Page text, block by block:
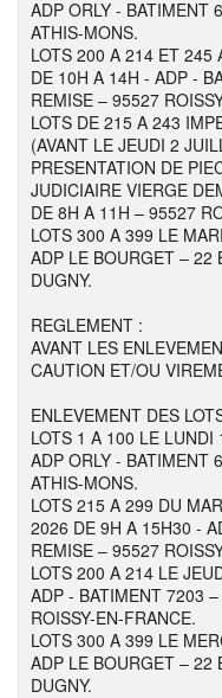
ADP ORLY - BATIMENT
ATHIS-MONS.
LOTS 200 A 214 ET 245
DE 10H A 14H - ADP -
REMISE – 95527
LOTS DE 215 A 243
(AVANT LE JEUDI 2
PRESENTATION DE
JUDICIAIRE VIERGE
DE 8H A 11H – 95527
LOTS 300 A 399 LE
ADP LE BOURGET – 22
DUGNY.
REGLEMENT :
AVANT LES
CAUTION ET/OU
ENLEVEMENT DES
LOTS 1 A 100 LE
ADP ORLY - BATIMENT
ATHIS-MONS.
LOTS 215 A 299 DU
2026 DE 9H A 15H30 -
REMISE – 95527
LOTS 200 A 214 LE
ADP - BATIMENT 7203
ROISSY-EN-FRANCE.
LOTS 300 A 399 LE
ADP LE BOURGET – 22
DUGNY.